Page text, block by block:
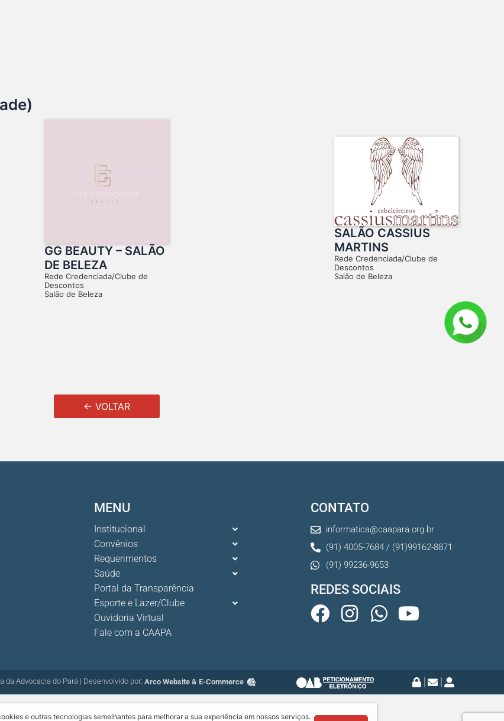
GG BEAUTY – SALÃO
DE BELEZA
Rede Credenciada/Clube de
Descontos
Salão de Beleza
SALÃO CASSIUS
MARTINS
Rede Credenciada/Clube de
Descontos
Salão de Beleza
← VOLTAR
e outras tecnologias semelhantes para melhorar a sua experiência em nossos serviços.
MENU
Institucional
Convênios
Requerimentos
Saúde
Portal da Transparência
Esporte e Lazer/Clube
Ouvidoria Virtual
Fale com a CAAPA
CONTATO
informatica@caapara.org.br
(91) 4005-7684 / (91)99162-8871
(91) 99236-9653
REDES SOCIAIS
da Advocacia do Pará | Desenvolvido por:Arco Website & E-Commerce